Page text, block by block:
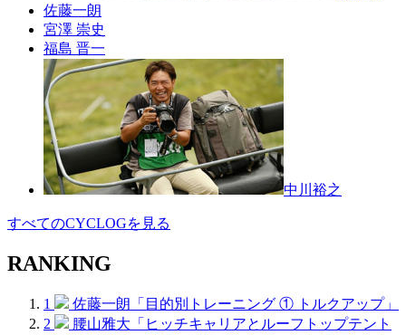
佐藤一朗
宮澤 崇史
福島 晋一
中川裕之
すべてのCYCLOGを見る
RANKING
1
佐藤一朗「目的別トレーニング ① トルクアップ」
2
腰山雅大「ヒッチキャリアとルーフトップテント